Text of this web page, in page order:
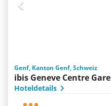
Genf, Kanton Genf, Schweiz
ibis Geneve Centre Gare
Hoteldetails